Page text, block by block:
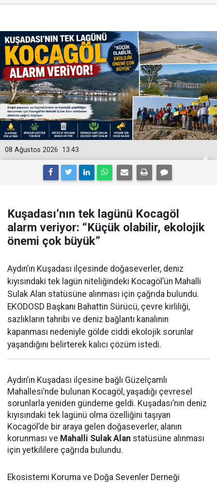
13:43
08 Ağustos 2026
Kuşadası’nın tek lagünü Kocagöl
alarm veriyor: “Küçük olabilir, ekolojik
önemi çok büyük”
Aydın’ın Kuşadası ilçesinde doğaseverler, deniz
kıyısındaki tek lagün niteliğindeki Kocagöl’ün Mahalli
Sulak Alan statüsüne alınması için çağrıda bulundu.
EKODOSD Başkanı Bahattin Sürücü, çevre kirliliği,
sazlıkların tahribi ve deniz bağlantı kanalının
kapanması nedeniyle gölde ciddi ekolojik sorunlar
yaşandığını belirterek kalıcı çözüm istedi.
Aydın’ın Kuşadası ilçesine bağlı Güzelçamlı
Mahallesi’nde bulunan Kocagöl, yaşadığı çevresel
sorunlarla yeniden gündeme geldi. Kuşadası’nın deniz
kıyısındaki tek lagünü olma özelliğini taşıyan
Kocagöl’de bir araya gelen doğaseverler, alanın
korunması ve Mahalli Sulak Alan statüsüne alınması
için yetkililere çağrıda bulundu.
Ekosistemi Koruma ve Doğa Sevenler Derneği